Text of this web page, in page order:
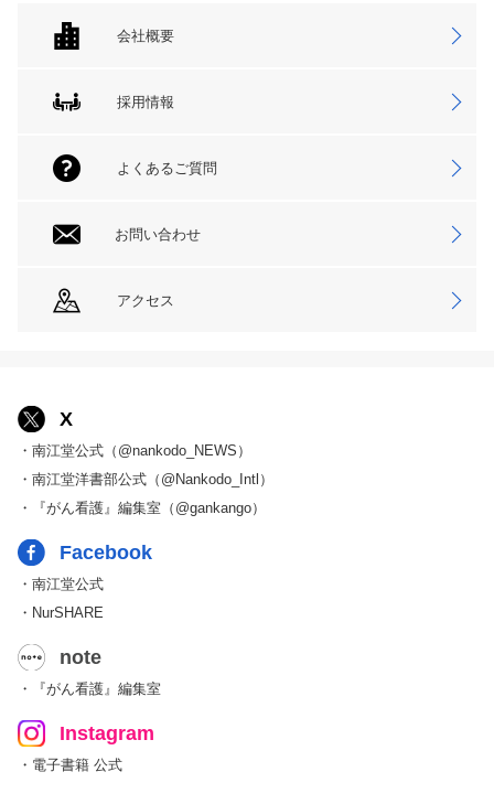
会社概要
採用情報
よくあるご質問
お問い合わせ
アクセス
X
・南江堂公式（@nankodo_NEWS）
・南江堂洋書部公式（@Nankodo_Intl）
・『がん看護』編集室（@gankango）
Facebook
・南江堂公式
・NurSHARE
note
・『がん看護』編集室
Instagram
・電子書籍 公式